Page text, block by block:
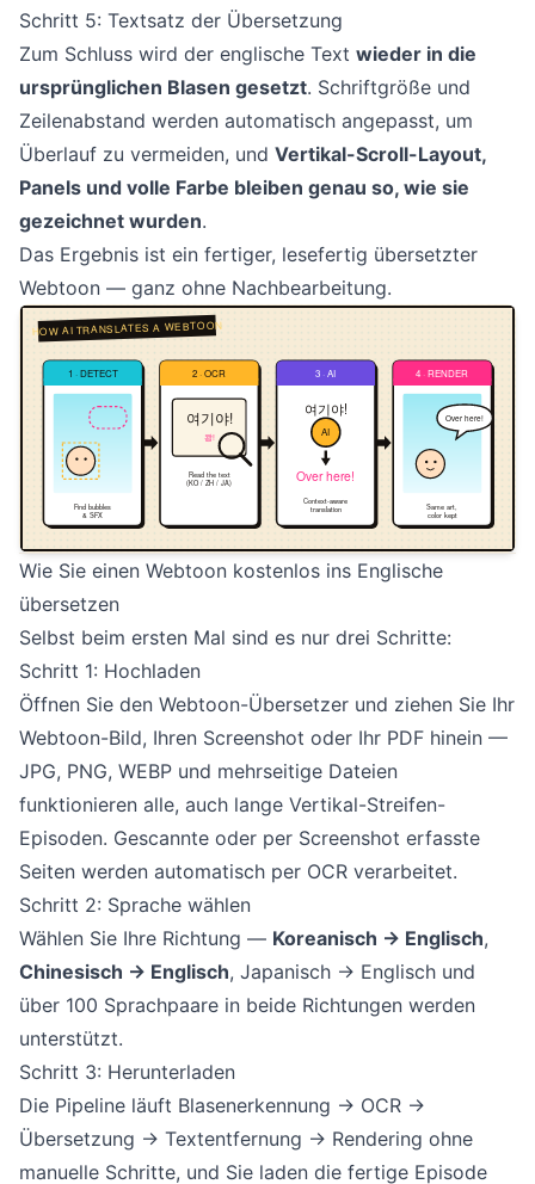
Schritt 5: Textsatz der Übersetzung
Zum Schluss wird der englische Text wieder in die
ursprünglichen Blasen gesetzt. Schriftgröße und
Zeilenabstand werden automatisch angepasst, um
Überlauf zu vermeiden, und Vertikal-Scroll-Layout,
Panels und volle Farbe bleiben genau so, wie sie
gezeichnet wurden.
Das Ergebnis ist ein fertiger, lesefertig übersetzter
Webtoon — ganz ohne Nachbearbeitung.
Wie Sie einen Webtoon kostenlos ins Englische
übersetzen
Selbst beim ersten Mal sind es nur drei Schritte:
Schritt 1: Hochladen
Öffnen Sie den Webtoon-Übersetzer und ziehen Sie Ihr
Webtoon-Bild, Ihren Screenshot oder Ihr PDF hinein —
JPG, PNG, WEBP und mehrseitige Dateien
funktionieren alle, auch lange Vertikal-Streifen-
Episoden. Gescannte oder per Screenshot erfasste
Seiten werden automatisch per OCR verarbeitet.
Schritt 2: Sprache wählen
Wählen Sie Ihre Richtung — Koreanisch → Englisch,
Chinesisch → Englisch, Japanisch → Englisch und
über 100 Sprachpaare in beide Richtungen werden
unterstützt.
Schritt 3: Herunterladen
Die Pipeline läuft Blasenerkennung → OCR →
Übersetzung → Textentfernung → Rendering ohne
manuelle Schritte, und Sie laden die fertige Episode